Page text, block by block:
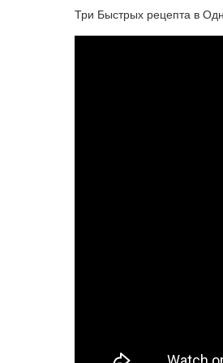
Три Быстрых рецепта в